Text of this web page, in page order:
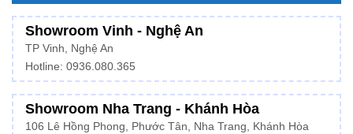
Showroom Vinh - Nghệ An
TP Vinh, Nghệ An
Hotline: 0936.080.365
Showroom Nha Trang - Khánh Hòa
106 Lê Hồng Phong, Phước Tân, Nha Trang, Khánh Hòa